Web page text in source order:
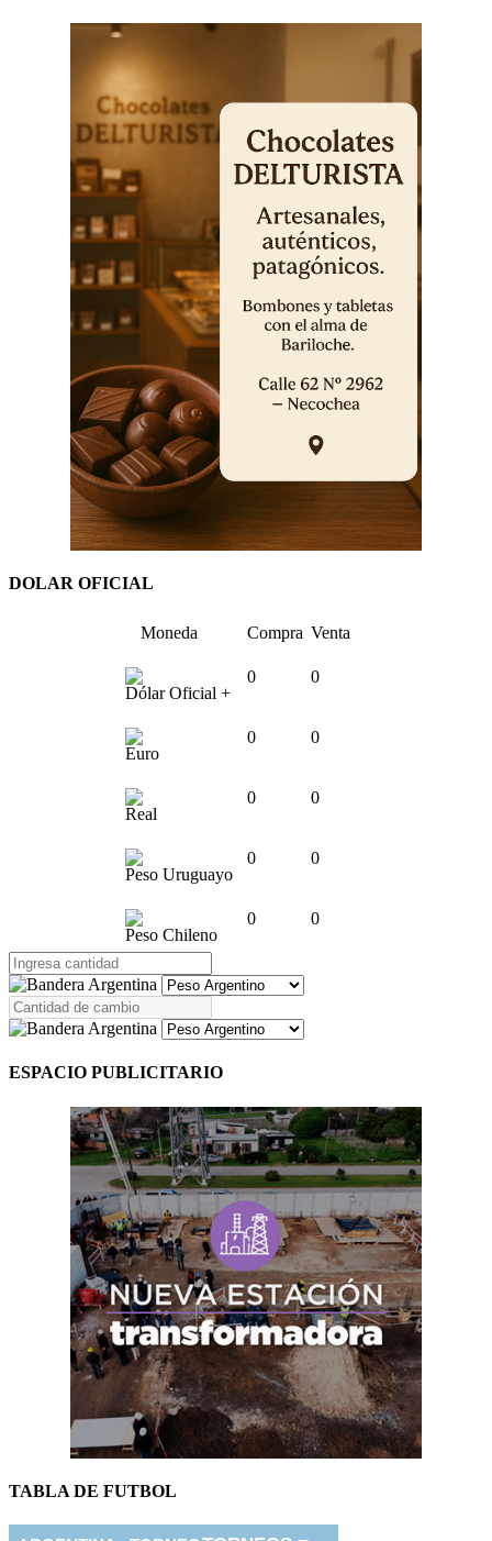
DOLAR OFICIAL
Moneda Compra Venta
Dólar Oficial +
0 0
Euro
0 0
Real
0 0
Peso Uruguayo
0 0
Peso Chileno
0 0
ESPACIO PUBLICITARIO
TABLA DE FUTBOL